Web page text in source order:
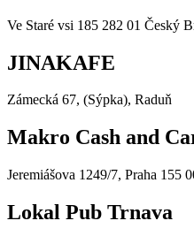
Ve Staré vsi 185 282 01 Český
JINAKAFE
Zámecká 67, (Sýpka), Raduň
Makro Cash and
Jeremiášova 1249/7, Praha 155
Lokal Pub Trnava